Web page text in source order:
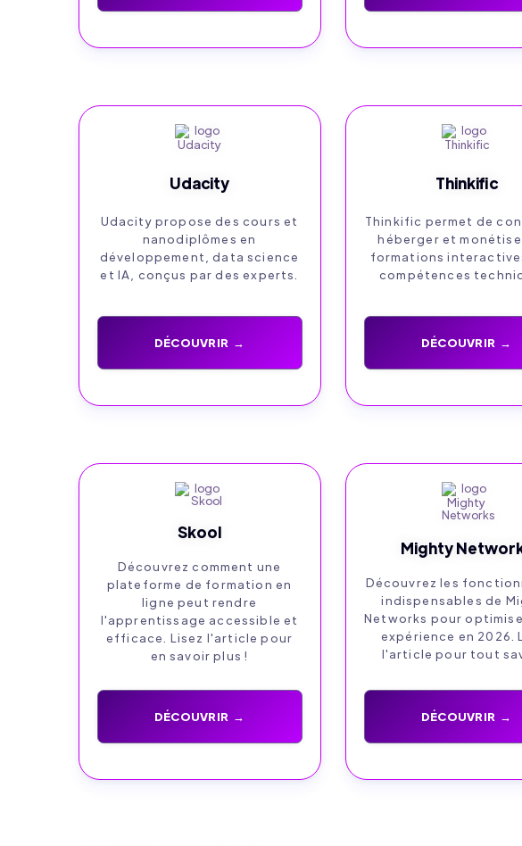
Udacity
Udacity propose des cours et
nanodiplômes en
développement, data science
et IA, conçus par des experts.
DÉCOUVRIR →
Thinkific
Thinkific permet de
héberger et
formations
compétences
DÉCOUVRIR →
Skool
Découvrez comment une
plateforme de formation en
ligne peut rendre
l'apprentissage accessible et
efficace. Lisez l'article pour
en savoir plus !
DÉCOUVRIR →
Mighty
Découvrez les
indispensables de
Networks pour
expérience en 2026.
l'article pour tout
DÉCOUVRIR →